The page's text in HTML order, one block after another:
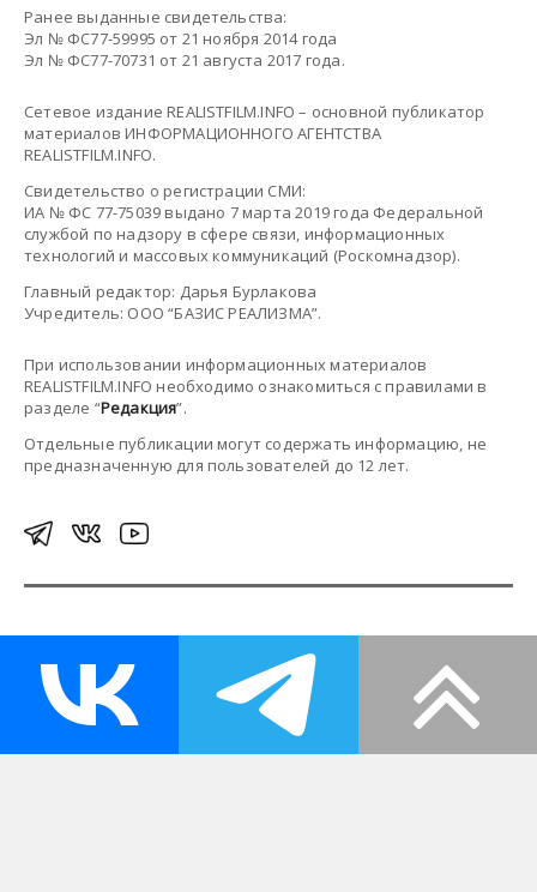
Ранее выданные свидетельства:
Эл № ФС77-59995 от 21 ноября 2014 года
Эл № ФС77-70731 от 21 августа 2017 года.
Сетевое издание REALISTFILM.INFO – основной публикатор
материалов ИНФОРМАЦИОННОГО АГЕНТСТВА
REALISTFILM.INFO.
Свидетельство о регистрации СМИ:
ИА № ФС 77-75039 выдано 7 марта 2019 года Федеральной
службой по надзору в сфере связи, информационных
технологий и массовых коммуникаций (Роскомнадзор).
Главный редактор: Дарья Бурлакова
Учредитель: ООО “БАЗИС РЕАЛИЗМА”.
При использовании информационных материалов
REALISTFILM.INFO необходимо ознакомиться с правилами в
разделе “Редакция”.
Отдельные публикации могут содержать информацию, не
предназначенную для пользователей до 12 лет.